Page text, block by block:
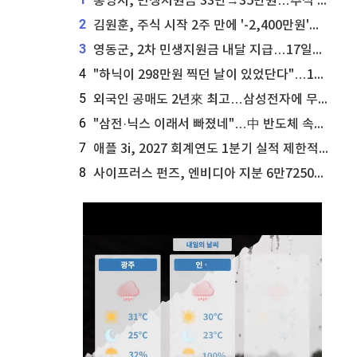
2 김원훈, 주식 시작 2주 만에 '-2,400만원'…"차 한 대 값 날렸다"
3 영동군, 2차 민생지원금 내달 지급…17일부터 신청 접수
4 "하닉이 298만원 찍던 날이 있었단다"…100만 클릭 '전래동화' 정체
5 외국인 공매도 2년來 최고…삼성전자에 무슨일이 [B급기자의 B급리포트]
6 "삼전·닉스 이래서 빠졌네"…中 반도체 속사정 [B급기자의 B급리포트]
7 애플 3i, 2027 회계연도 1분기 실적 제한적 검토 통과
8 사이프러스 펀즈, 엔비디아 지분 6만7250주 매각